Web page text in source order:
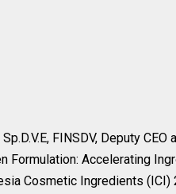
FINSDV, Deputy CEO
Formulation: Accelerating
Cosmetic Ingredients (ICI)